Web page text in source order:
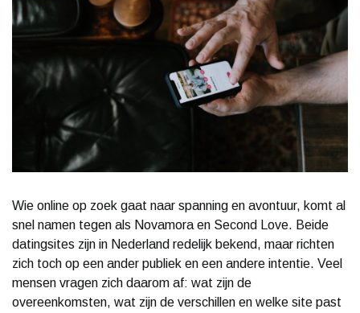
Wie online op zoek gaat naar spanning en avontuur, komt al
snel namen tegen als Novamora en Second Love. Beide
datingsites zijn in Nederland redelijk bekend, maar richten
zich toch op een ander publiek en een andere intentie. Veel
mensen vragen zich daarom af: wat zijn de
overeenkomsten, wat zijn de verschillen en welke site past